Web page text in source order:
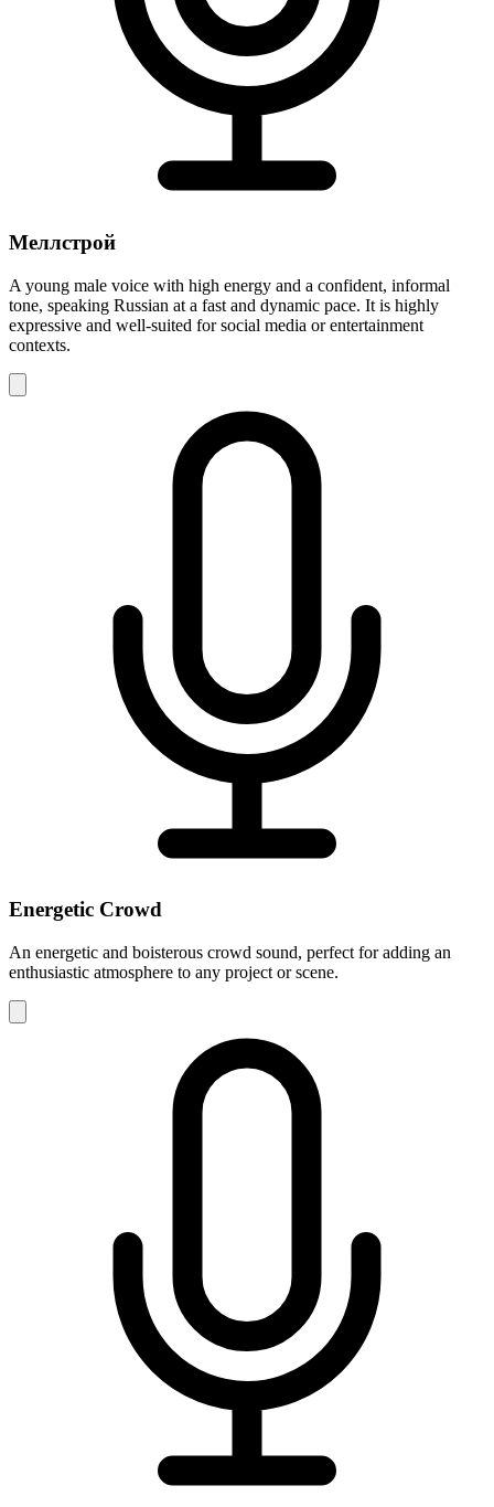
Меллстрой
A young male voice with high energy and a confident, informal
tone, speaking Russian at a fast and dynamic pace. It is highly
expressive and well-suited for social media or entertainment
contexts.
Energetic Crowd
An energetic and boisterous crowd sound, perfect for adding an
enthusiastic atmosphere to any project or scene.